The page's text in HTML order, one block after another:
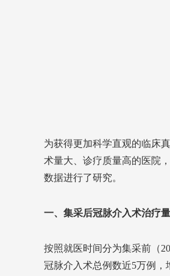
为获得更加科学直观的临床
术量大、诊疗质量高的医院
数据进行了研究。
一、集采后冠脉介入术治疗
按照就医时间分为集采前（
冠脉介入术总例数近5万例，